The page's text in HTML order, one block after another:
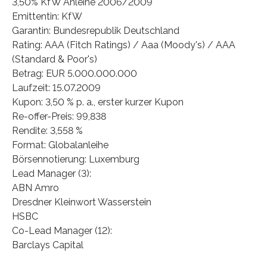
Emittentin: KfW
Garantin: Bundesrepublik Deutschland
Rating: AAA (Fitch Ratings) / Aaa (Moody's) / AAA
(Standard & Poor's)
Betrag: EUR 5.000.000.000
Laufzeit: 15.07.2009
Kupon: 3,50 % p. a., erster kurzer Kupon
Re-offer-Preis: 99,838
Rendite: 3,558 %
Format: Globalanleihe
Börsennotierung: Luxemburg
Lead Manager (3):
ABN Amro
Dresdner Kleinwort Wasserstein
HSBC
Co-Lead Manager (12):
Barclays Capital